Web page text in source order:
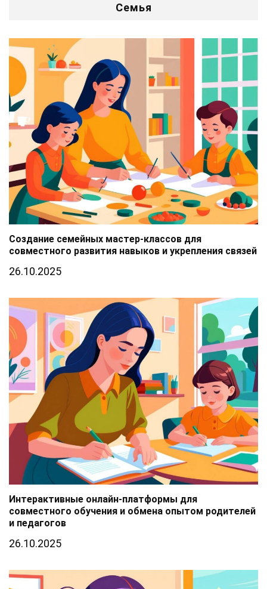
Семья
Создание семейных мастер-классов для
совместного развития навыков и укрепления связей
26.10.2025
Интерактивные онлайн-платформы для
совместного обучения и обмена опытом родителей
и педагогов
26.10.2025